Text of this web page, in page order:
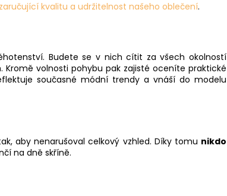
kvalitu a udržitelnost našeho oblečení.
Budete se v nich cítit za všech okolností
volnosti pohybu pak zajisté oceníte praktické
současné módní trendy a vnáší do modelu
aby nenarušoval celkový vzhled. Díky tomu nikdo
na dně skříně.